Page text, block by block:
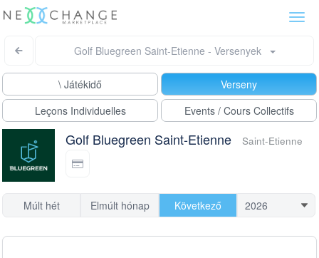
Golf Bluegreen Saint-Etienne - Versenyek
\ Játékidő
Verseny
Leçons Individuelles
Events / Cours Collectifs
Golf Bluegreen Saint-Etienne Saint-Etienne
Múlt hét Elmúlt hónap Következő